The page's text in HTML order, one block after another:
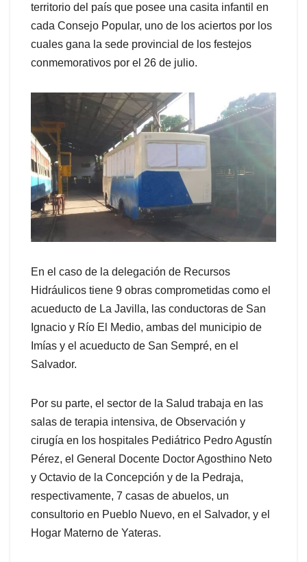
territorio del país que posee una casita infantil en
cada Consejo Popular, uno de los aciertos por los
cuales gana la sede provincial de los festejos
conmemorativos por el 26 de julio.
En el caso de la delegación de Recursos
Hidráulicos tiene 9 obras comprometidas como el
acueducto de La Javilla, las conductoras de San
Ignacio y Río El Medio, ambas del municipio de
Imías y el acueducto de San Sempré, en el
Salvador.
Por su parte, el sector de la Salud trabaja en las
salas de terapia intensiva, de Observación y
cirugía en los hospitales Pediátrico Pedro Agustín
Pérez, el General Docente Doctor Agosthino Neto
y Octavio de la Concepción y de la Pedraja,
respectivamente, 7 casas de abuelos, un
consultorio en Pueblo Nuevo, en el Salvador, y el
Hogar Materno de Yateras.